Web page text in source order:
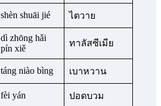
shèn shuāi jié ไตวาย
dì zhōng hǎi
pín xiě
ทาลัสซีเมีย
táng niào bìng เบาหวาน
fèi yán ปอดบวม